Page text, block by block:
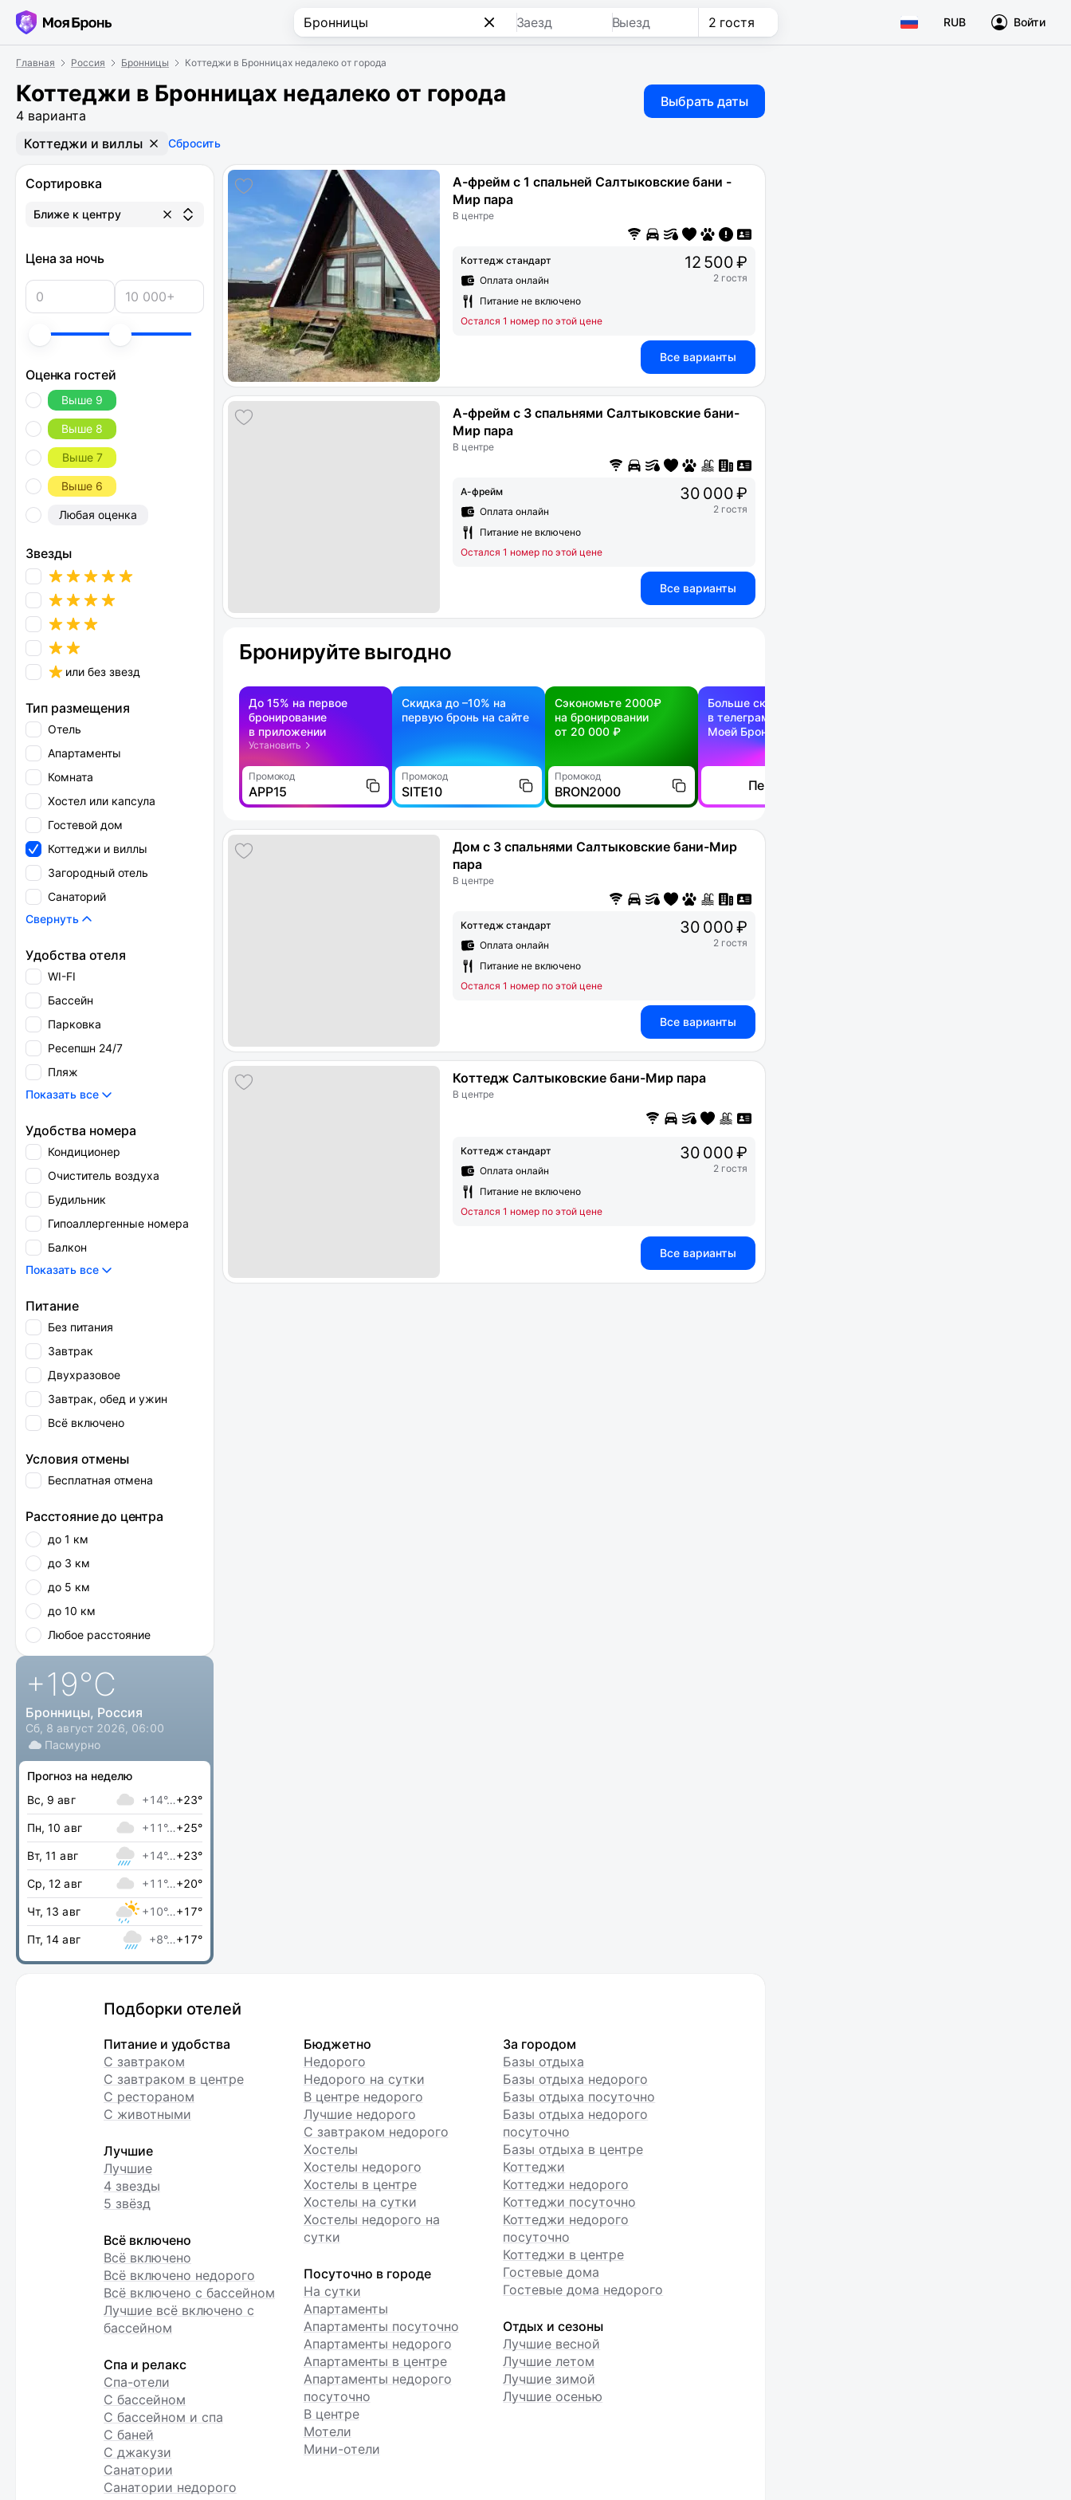
Заезд Выезд 2 гостя RUB Войти
Главная Россия Бронницы Коттеджи в Бронницах недалеко от города
Коттеджи в Бронницах недалеко от города
4 варианта
Выбрать даты
Коттеджи и виллы Сбросить
Сортировка
Ближе к центру
Цена за ночь
Оценка гостей
Выше 9
Выше 8
Выше 7
Выше 6
Любая оценка
Звезды
или без звезд
Тип размещения
Отель
Апартаменты
Комната
Хостел или капсула
Гостевой дом
Коттеджи и виллы
Загородный отель
Санаторий
Свернуть
Удобства отеля
WI-FI
Бассейн
Парковка
Ресепшн 24/7
Пляж
Показать все
Удобства номера
Кондиционер
Очиститель воздуха
Будильник
Гипоаллергенные номера
Балкон
Показать все
Питание
Без питания
Завтрак
Двухразовое
Завтрак, обед и ужин
Всё включено
Условия отмены
Бесплатная отмена
Расстояние до центра
до 1 км
до 3 км
до 5 км
до 10 км
Любое расстояние
+19°C
Бронницы, Россия
Сб, 8 август 2026, 06:00
Пасмурно
Прогноз на неделю
Вс, 9 авг
+14°…+23°
Пн, 10 авг +11°…+25°
Вт, 11 авг +14°…+23°
Ср, 12 авг +11°…+20°
Чт, 13 авг +10°…+17°
Пт, 14 авг +8°…+17°
А-фрейм с 1 спальней Салтыковские бани -
Мир пара
В центре
Коттедж стандарт
Оплата онлайн
Питание не включено
Остался 1 номер по этой цене
12 500 ₽
2 гостя
Все варианты
А-фрейм с 3 спальнями Салтыковские бани-
Мир пара
В центре
А-фрейм
Оплата онлайн
Питание не включено
Остался 1 номер по этой цене
30 000 ₽
2 гостя
Все варианты
Бронируйте выгодно
До 15% на первое
бронирование
в приложении
Установить
Промокод
APP15
Скидка до –10% на
первую бронь на сайте
Промокод
SITE10
Сэкономьте 2000₽
на бронировании
от 20 000 ₽
Промокод
BRON2000
Больше скидок —
в телеграм-канале
Моей Брони
Перейти
Дом с 3 спальнями Салтыковские бани-Мир
пара
В центре
Коттедж стандарт
Оплата онлайн
Питание не включено
Остался 1 номер по этой цене
30 000 ₽
2 гостя
Все варианты
Коттедж Салтыковские бани-Мир пара
В центре
Коттедж стандарт
Оплата онлайн
Питание не включено
Остался 1 номер по этой цене
30 000 ₽
2 гостя
Все варианты
Подборки отелей
Питание и удобства
С завтраком
С завтраком в центре
С рестораном
С животными
Лучшие
Лучшие
4 звезды
5 звёзд
Всё включено
Всё включено
Всё включено недорого
Всё включено с бассейном
Лучшие всё включено с
бассейном
Спа и релакс
Спа-отели
С бассейном
С бассейном и спа
С баней
С джакузи
Санатории
Санатории недорого
Бюджетно
Недорого
Недорого на сутки
В центре недорого
Лучшие недорого
С завтраком недорого
Хостелы
Хостелы недорого
Хостелы в центре
Хостелы на сутки
Хостелы недорого на
сутки
Посуточно в городе
На сутки
Апартаменты
Апартаменты посуточно
Апартаменты недорого
Апартаменты в центре
Апартаменты недорого
посуточно
В центре
Мотели
Мини-отели
За городом
Базы отдыха
Базы отдыха недорого
Базы отдыха посуточно
Базы отдыха недорого
посуточно
Базы отдыха в центре
Коттеджи
Коттеджи недорого
Коттеджи посуточно
Коттеджи недорого
посуточно
Коттеджи в центре
Гостевые дома
Гостевые дома недорого
Отдых и сезоны
Лучшие весной
Лучшие летом
Лучшие зимой
Лучшие осенью